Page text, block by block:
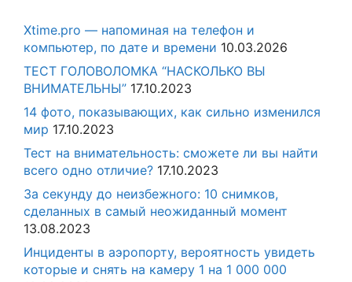
Xtime.pro — напоминая на телефон и
компьютер, по дате и времени 10.03.2026
ТЕСТ ГОЛОВОЛОМКА “НАСКОЛЬКО ВЫ
ВНИМАТЕЛЬНЫ” 17.10.2023
14 фото, показывающих, как сильно изменился
мир 17.10.2023
Тест на внимательность: сможете ли вы найти
всего одно отличие? 17.10.2023
За секунду до неизбежного: 10 снимков,
сделанных в самый неожиданный момент
13.08.2023
Инциденты в аэропорту, вероятность увидеть
которые и снять на камеру 1 на 1 000 000